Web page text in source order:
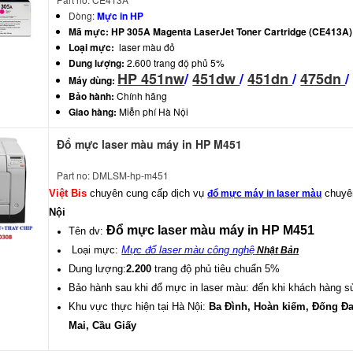
Dòng:Mực in HP
Mã mực: HP 305A Magenta LaserJet Toner Cartridge (CE413A)
Loại mực: laser màu đỏ
Dung lượng: 2.600 trang độ phủ 5%
Máy dùng: HP 451nw/451dw/451dn/475dn/
Bảo hành: Chính hãng
Giao hàng: Miễn phí Hà Nội
Đổ mực laser màu máy in HP M451
Part no: DMLSM-hp-m451
Việt Bischuyên cung cấp dịch vụđổ mực máy in laser màu
Nội
Tên dv:Đổ mực laser màu máy in HP M451
Loại mực:Mực đổ laser màu công nghệ Nhật Bản
Dung lượng:2.200 trang độ phủ tiêu chuẩn 5%
Bảo hành sau khi đổ mực in laser màu: đến khi khách hàng
Khu vực thực hiện tại Hà Nội: Ba Đình, Hoàn kiếm, Đống
Mai, Cầu Giấy